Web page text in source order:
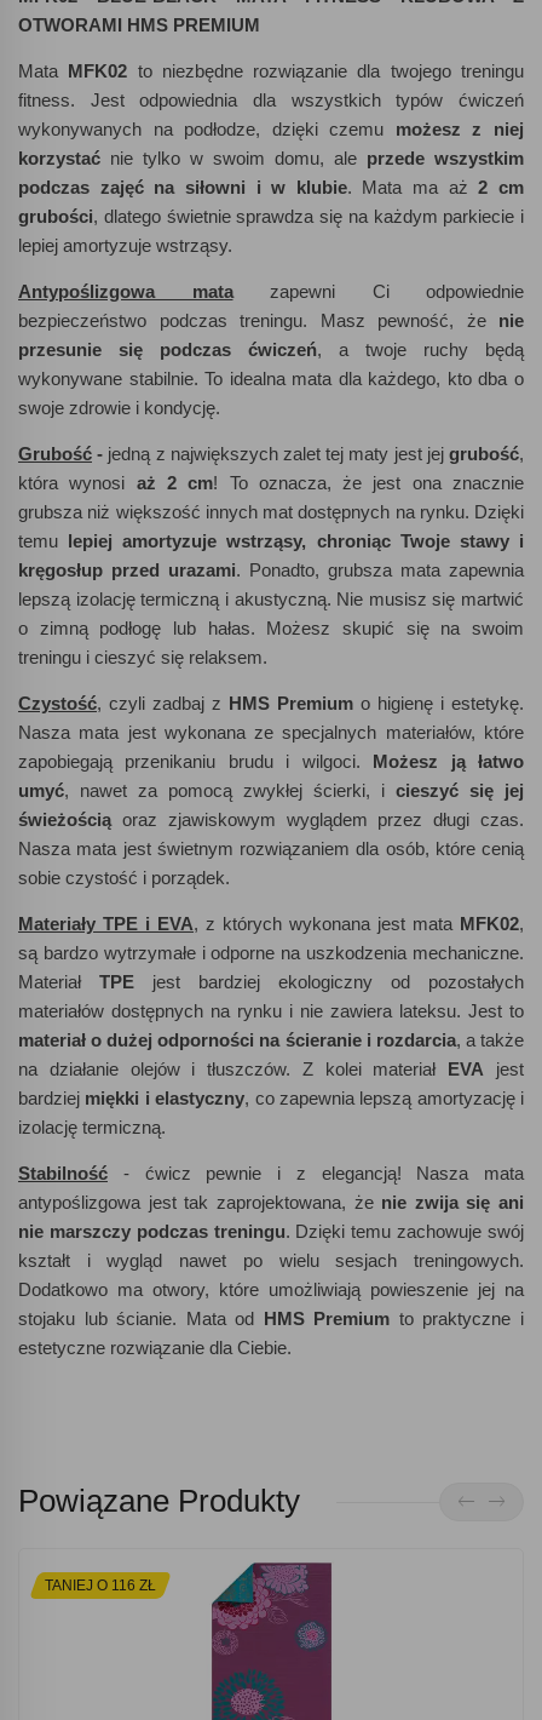
OTWORAMI HMS PREMIUM
Mata MFK02 to niezbędne rozwiązanie dla twojego treningu
fitness. Jest odpowiednia dla wszystkich typów ćwiczeń
wykonywanych na podłodze, dzięki czemu możesz z niej
korzystać nie tylko w swoim domu, ale przede wszystkim
podczas zajęć na siłowni i w klubie. Mata ma aż2 cm
grubości, dlatego świetnie sprawdza się na każdym parkiecie i
lepiej amortyzuje wstrząsy.
Antypoślizgowa matazapewni Ci odpowiednie
bezpieczeństwo podczas treningu. Masz pewność, że nie
przesunie się podczas ćwiczeń, a twoje ruchy będą
wykonywane stabilnie. To idealna mata dla każdego, kto dba o
swoje zdrowie i kondycję.
Grubość - jedną z największych zalet tej maty jest jejgrubość,
która wynosi aż 2 cm! To oznacza, że jest ona znacznie
grubsza niż większość innych mat dostępnych na rynku. Dzięki
temu lepiej amortyzuje wstrząsy, chroniąc Twoje stawy i
kręgosłup przed urazami. Ponadto, grubsza mata zapewnia
lepszą izolację termiczną i akustyczną. Nie musisz się martwić
o zimną podłogę lub hałas. Możesz skupić się na swoim
treningu i cieszyć się relaksem.
Czystość, czyli zadbaj z HMS Premium o higienę i estetykę.
Nasza mata jest wykonana ze specjalnych materiałów, które
zapobiegają przenikaniu brudu i wilgoci. Możesz ją łatwo
umyć, nawet za pomocą zwykłej ścierki, i cieszyć się jej
świeżościąoraz zjawiskowym wyglądem przez długi czas.
Nasza mata jest świetnym rozwiązaniem dla osób, które cenią
sobie czystość i porządek.
Materiały TPE i EVA, z których wykonana jest mata MFK02,
są bardzo wytrzymałe i odporne na uszkodzenia mechaniczne.
Materiał TPE jest bardziej ekologiczny od pozostałych
materiałów dostępnych na rynku i nie zawiera lateksu. Jest to
materiał o dużej odporności na ścieranie i rozdarcia, a także
na działanie olejów i tłuszczów. Z kolei materiał EVA jest
bardziej miękki i elastyczny, co zapewnia lepszą amortyzację i
izolację termiczną.
Stabilność - ćwicz pewnie i z elegancją! Nasza mata
antypoślizgowa jest tak zaprojektowana, że nie zwija się ani
nie marszczy podczas treningu. Dzięki temu zachowuje swój
kształt i wygląd nawet po wielu sesjach treningowych.
Dodatkowo ma otwory, które umożliwiają powieszenie jej na
stojaku lub ścianie. Mata od HMS Premium to praktyczne i
estetyczne rozwiązanie dla Ciebie.
Powiązane Produkty
TANIEJ O 116 ZŁ